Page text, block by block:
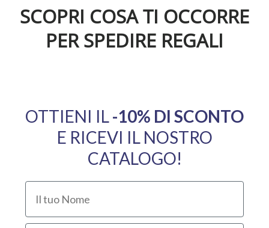
SCOPRI COSA TI OCCORRE
PER SPEDIRE REGALI
OTTIENI IL​-10% DI SCONTO
E RICEVI IL NOSTRO
CATALOGO!
Il tuo Nome